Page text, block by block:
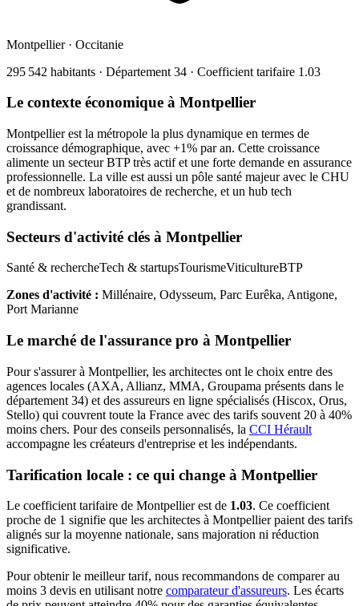
Montpellier· Occitanie
295 542 habitants · Département 34 · Coefficient tarifaire 1.03
Le contexte économique à Montpellier
Montpellier est la métropole la plus dynamique en termes de
croissance démographique, avec +1% par an. Cette croissance
alimente un secteur BTP très actif et une forte demande en assurance
professionnelle. La ville est aussi un pôle santé majeur avec le CHU
et de nombreux laboratoires de recherche, et un hub tech
grandissant.
Secteurs d'activité clés à Montpellier
Santé & rechercheTech & startupsTourismeViticultureBTP
Zones d'activité : Millénaire, Odysseum, Parc Eurêka, Antigone,
Port Marianne
Le marché de l'assurance pro à Montpellier
Pour s'assurer à Montpellier, les architectes ont le choix entre des
agences locales (AXA, Allianz, MMA, Groupama présents dans le
département 34) et des assureurs en ligne spécialisés (Hiscox, Orus,
Stello) qui couvrent toute la France avec des tarifs souvent 20 à 40%
moins chers. Pour des conseils personnalisés, la CCI Hérault
accompagne les créateurs d'entreprise et les indépendants.
Tarification locale : ce qui change à Montpellier
Le coefficient tarifaire de Montpellierest de 1.03. Ce coefficient
proche de 1 signifie que les architectes à Montpellier paient des tarifs
alignés sur la moyenne nationale, sans majoration ni réduction
significative.
Pour obtenir le meilleur tarif, nous recommandons de comparer au
moins 3 devis en utilisant notre comparateur d'assureurs. Les écarts